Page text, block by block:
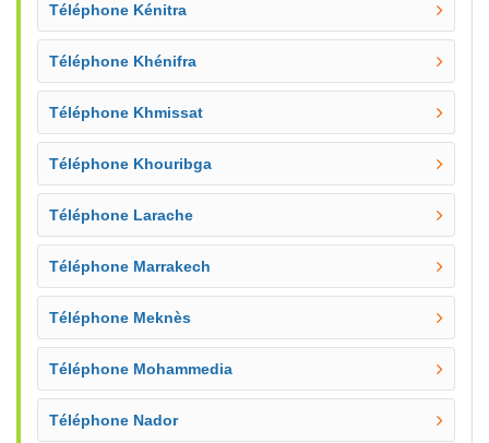
Téléphone Kénitra
Téléphone Khénifra
Téléphone Khmissat
Téléphone Khouribga
Téléphone Larache
Téléphone Marrakech
Téléphone Meknès
Téléphone Mohammedia
Téléphone Nador